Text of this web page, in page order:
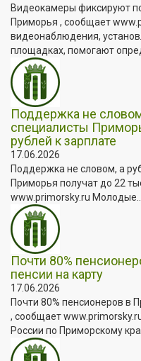
Видеокамеры фиксируют
Приморья , сообщает
видеонаблюдения,
площадках, помогают
Поддержка не
специалисты
рублей к зарплате
17.06.2026
Поддержка не словом, а
Приморья получат до 22
www.primorsky.ru Молодые...
Почти 80%
пенсии на карту
17.06.2026
Почти 80% пенсионеров в
, сообщает
России по Приморскому